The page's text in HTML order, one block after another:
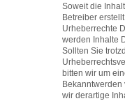
Soweit die
Betreiber
Urheberrechte
werden Inhalte
Sollten Sie
bitten wir um
Bekanntwerden
wir derartige